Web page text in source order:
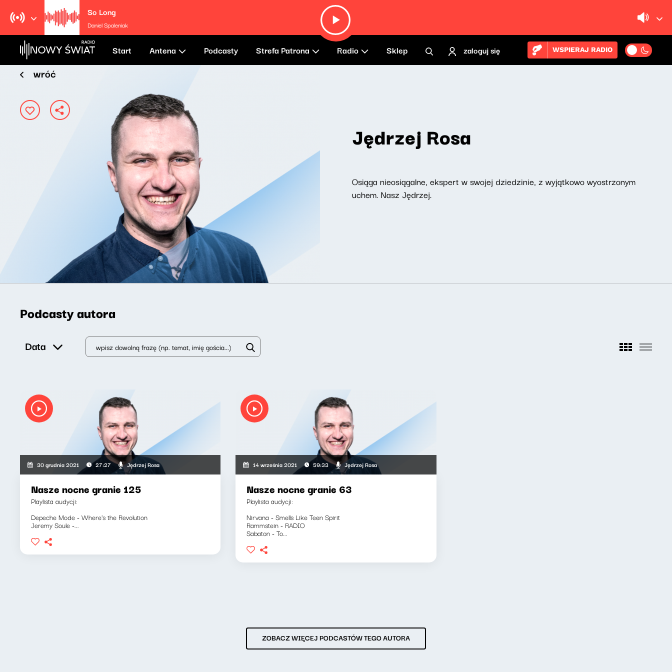
So Long
Daniel Spaleniak
Start Antena Podcasty Strefa Patrona Radio Sklep zaloguj się WSPIERAJ RADIO
wróć
Jędrzej Rosa
Osiąga nieosiągalne, ekspert w swojej dziedzinie, z wyjątkowo wyostrzonym
uchem. Nasz Jędrzej.
Podcasty autora
Data
30 grudnia 2021 27:27 Jędrzej Rosa
Nasze nocne granie 125
Playlista audycji:
Depeche Mode - Where's the Revolution
Jeremy Soule -...
14 września 2021 59:33 Jędrzej Rosa
Nasze nocne granie 63
Playlista audycji:
Nirvana - Smells Like Teen Spirit
Rammstein - RADIO
Sabaton - To...
ZOBACZ WIĘCEJ PODCASTÓW TEGO AUTORA